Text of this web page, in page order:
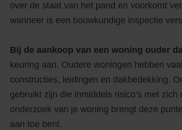
over de staat van het pand en voorkomt
wanneer is een bouwkundige inspectie
Bij de aankoop van een woning ouder
keuring aan. Oudere woningen hebben
constructies, leidingen en dakbedekking.
gebruikt zijn die inmiddels risico’s met
onderzoek van je woning brengt deze
aan toe bent.